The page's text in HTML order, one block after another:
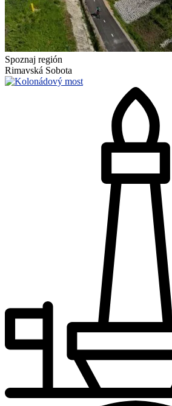
Spoznaj región
Rimavská Sobota